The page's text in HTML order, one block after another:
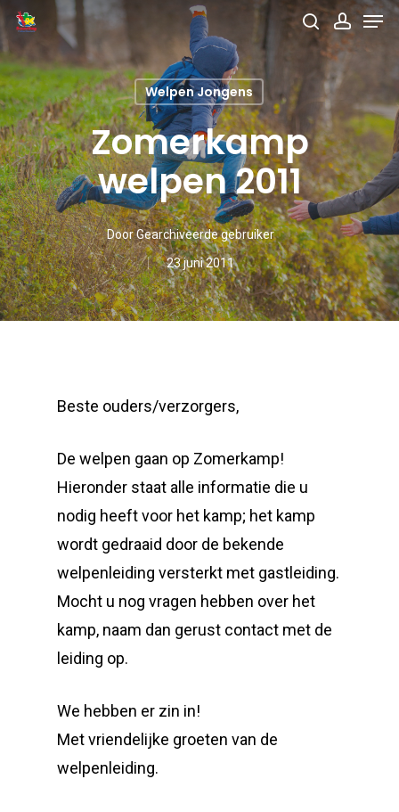
Skip
to
main
content
search
Welpen Jongens
Zomerkamp
welpen 2011
DoorGearchiveerde gebruiker
23 juni 2011
Beste ouders/verzorgers,
De welpen gaan op Zomerkamp!
Hieronder staat alle informatie die u
nodig heeft voor het kamp; het kamp
wordt gedraaid door de bekende
welpenleiding versterkt met gastleiding.
Mocht u nog vragen hebben over het
kamp, naam dan gerust contact met de
leiding op.
We hebben er zin in!
Met vriendelijke groeten van de
welpenleiding.